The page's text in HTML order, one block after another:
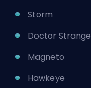
Storm
Doctor Strange
Magneto
Hawkeye